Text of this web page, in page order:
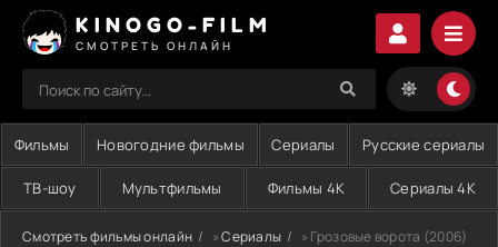
KINOGO-FILM
СМОТРЕТЬ ОНЛАЙН
Фильмы Новогодние фильмы Сериалы Русские сериалы
ТВ-шоу Мультфильмы Фильмы 4K Сериалы 4K
Смотреть фильмы онлайн »Сериалы » Грозовые ворота (2006)